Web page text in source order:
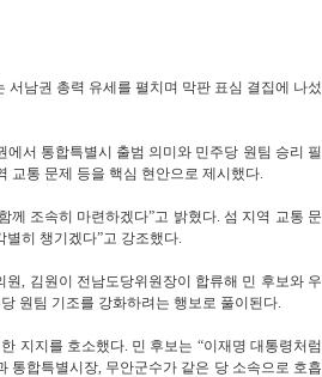
남권 총력 유세를 펼치며 막판 표심 결집에 나섰
서 통합특별시 출범 의미와 민주당 원팀 승리 필
교통 문제 등을 핵심 현안으로 제시했다.
께 조속히 마련하겠다”고 밝혔다. 섬 지역 교통 문
히 챙기겠다”고 강조했다.
, 김원이 전남도당위원장이 합류해 민 후보와 우
원팀 기조를 강화하려는 행보로 풀이된다.
지지를 호소했다. 민 후보는 “이재명 대통령처럼
통합특별시장, 무안군수가 같은 당 소속으로 호흡